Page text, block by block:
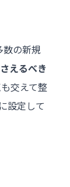
の新規
えるべき
交えて整
設定して